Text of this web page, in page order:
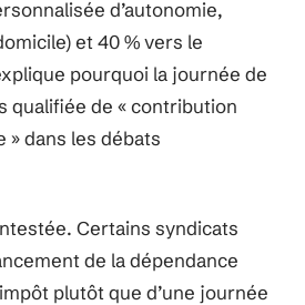
d’autonomie,
et 40 % vers le
pourquoi la journée de
qualifiée de « contribution
» dans les débats
Certains syndicats
de la dépendance
plutôt que d’une journée